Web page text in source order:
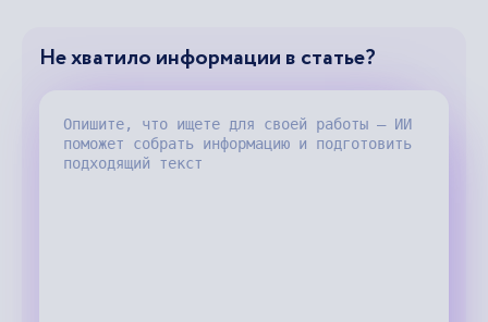
Не хватило информации в статье?